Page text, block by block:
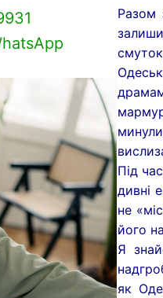
Разом
Під
дивні
не
його
Я
як